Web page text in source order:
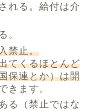
される。給付は介
。
禁止。
てくるほとんど
連とか）は開
きます。
る（禁止ではな